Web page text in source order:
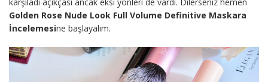
karşıladı açıkçası ancak eksi yönleri de vardı. Dilerseniz hemen
Golden Rose Nude Look Full Volume Definitive Maskara
İncelemesine başlayalım.